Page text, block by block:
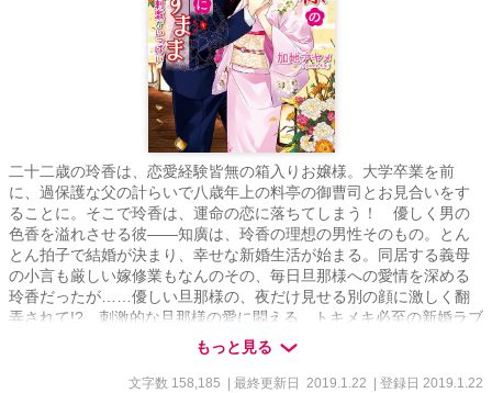
二十二歳の玲香は、恋愛経験皆無の箱入りお嬢様。大学卒業を前
に、過保護な父の計らいで八歳年上の料亭の御曹司とお見合いをす
ることに。そこで玲香は、運命の恋に落ちてしまう！ 優しく男の
色香を溢れさせる彼――知廣は、玲香の理想の男性そのもの。とん
とん拍子で結婚が決まり、幸せな新婚生活が始まる。同居する義母
の小言も厳しい嫁修業もなんのその、毎日旦那様への愛情を深める
玲香だったが……優しい旦那様の、夜だけ見せる別の顔に激しく翻
弄されて!? 刺激的な旦那様の愛に悶える、トキメキ必至の新婚ラブ
もっと見る
文字数 158,185 | 最終更新日 2019.1.22 | 登録日 2019.1.22